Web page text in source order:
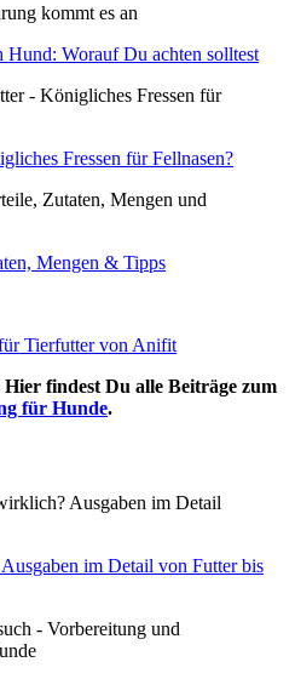
Wor­auf Du ach­ten soll­test
Fres­sen für Fell­na­sen?
Men­gen & Tipps
Tier­fut­ter von Ani­fit
findest Du alle Beiträge zum
für Hunde.
im Detail von Fut­ter bis